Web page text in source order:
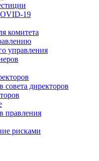
комитета
управления
совета директоров
правления
рисками